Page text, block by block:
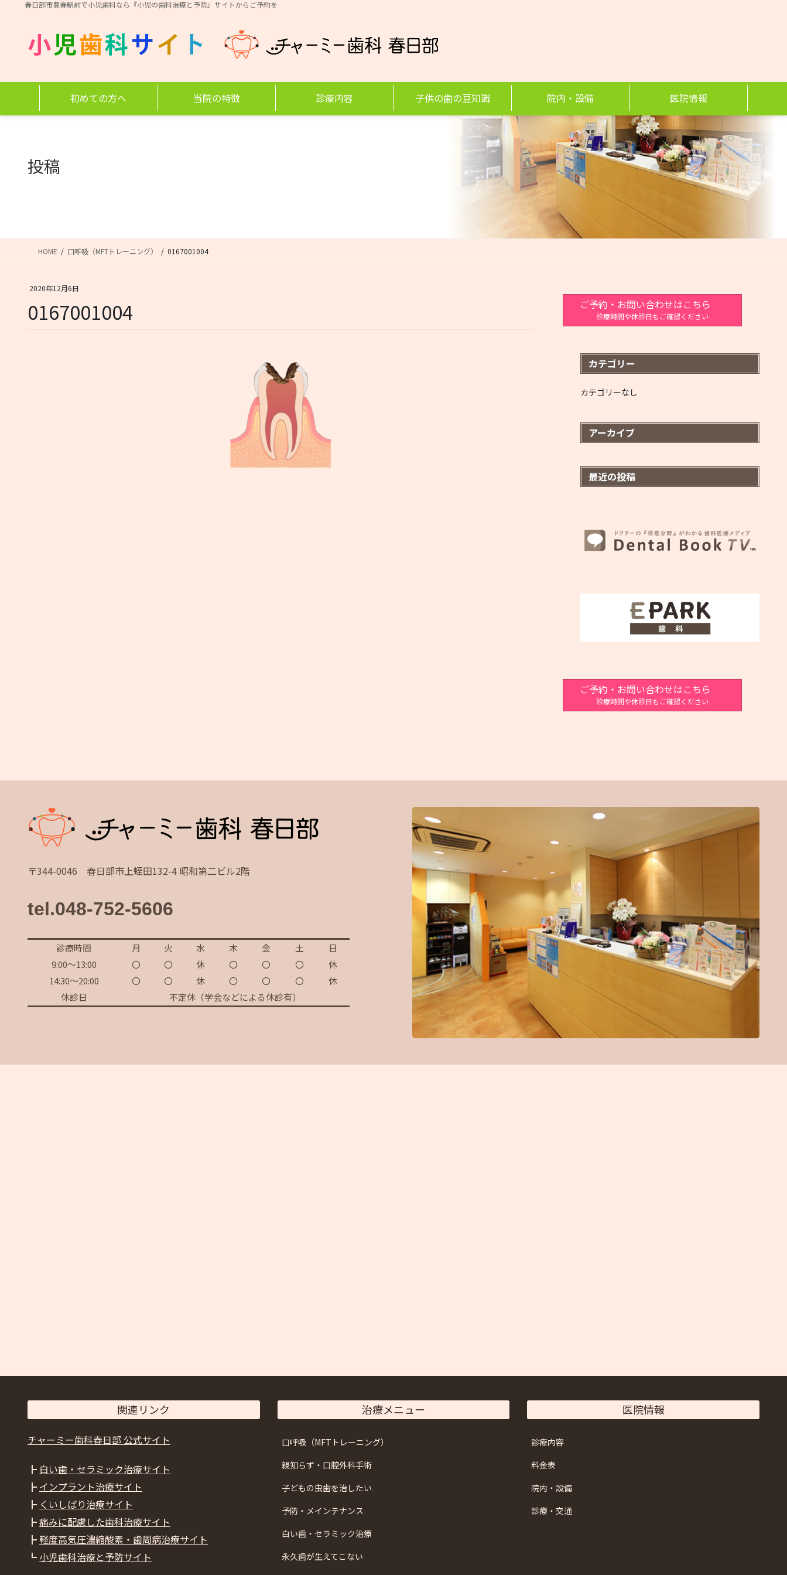
移
春日部市豊春駅前で小児歯科なら『小児の歯科治療と予防』サイトからご予約を
初めての方へ 当院の特徴 診療内容 子供の歯の豆知識 院内・設備 医院情報
投稿
HOME 口呼吸（MFTトレーニング） 0167001004
2020年12月6日
0167001004 ご予約・お問い合わせはこちら
診療時間や休診日もご確認ください
カテゴリー
カテゴリーなし
アーカイブ
最近の投稿
ご予約・お問い合わせはこちら
診療時間や休診日もご確認ください
〒344-0046 春日部市上蛭田132-4 昭和第二ビル2階
tel.048-752-5606
診療時間 月 火 水 木 金 土
日
9:00～13:00
〇 〇 休 〇 〇 〇
休
14:30～20:00
〇 〇 休 〇 〇 〇
休
休診日
不定休（学会などによる休診有）
関連リンク
チャーミー歯科春日部 公式サイト
┣ 白い歯・セラミック治療サイト
┣ インプラント治療サイト
┣ くいしばり治療サイト
┣痛みに配慮した歯科治療サイト
┣ 軽度高気圧濃縮酸素・歯周病治療サイト
┗ 小児歯科治療と予防サイト
治療メニュー
口呼吸（MFTトレーニング）
親知らず・口腔外科手術
子どもの虫歯を治したい
予防・メインテナンス
白い歯・セラミック治療
永久歯が生えてこない
医院情報
診療内容
料金表
院内・設備
診療・交通